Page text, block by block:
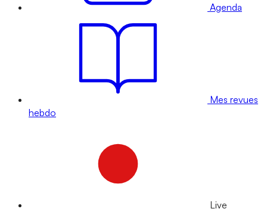
Agenda
Mes revues
hebdo
Live